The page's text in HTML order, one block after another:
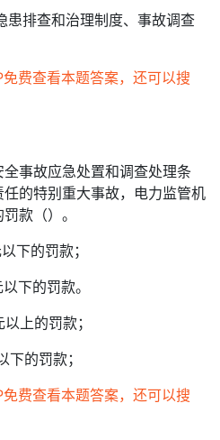
患排查和治理制度、事故调查
费查看本题答案，还可以搜
事故应急处置和调查处理条
的特别重大事故，电力监管机
款（）。
下的罚款；
下的罚款。
上的罚款；
的罚款；
费查看本题答案，还可以搜